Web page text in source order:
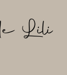
Lili